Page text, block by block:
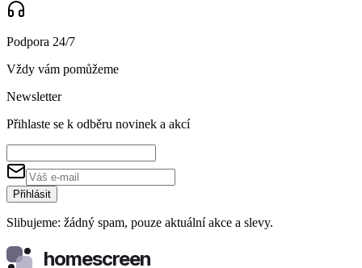
Podpora 24/7
Vždy vám pomůžeme
Newsletter
Přihlaste se k odběru novinek a akcí
Přihlásit
Slibujeme: žádný spam, pouze aktuální akce a slevy.
homescreen